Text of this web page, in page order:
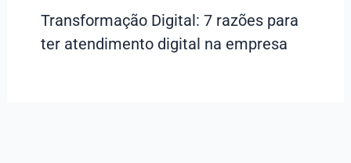
Transformação Digital: 7 razões para
ter atendimento digital na empresa